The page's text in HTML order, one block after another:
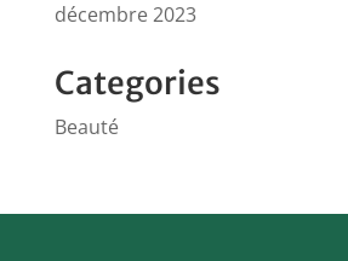
décembre 2023
Categories
Beauté